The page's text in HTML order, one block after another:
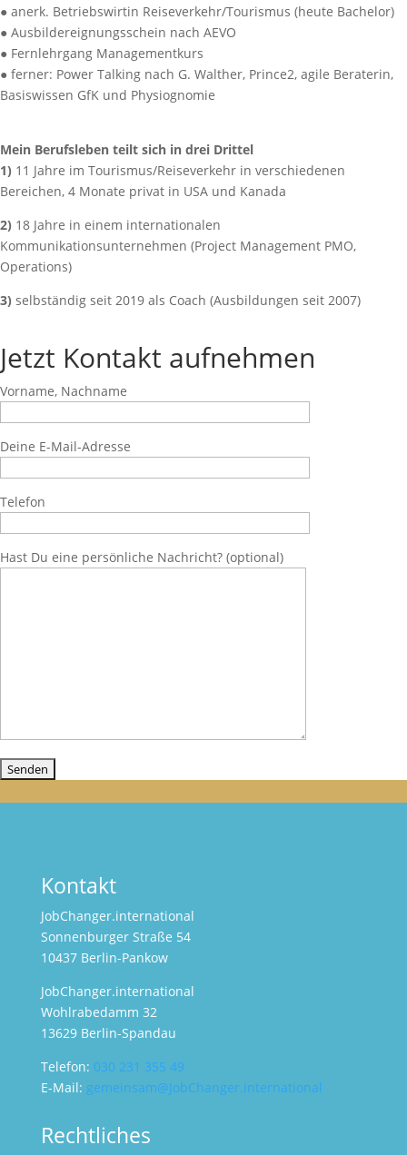
● anerk. Betriebswirtin Reiseverkehr/Tourismus (heute Bachelor)
● Ausbildereignungsschein nach AEVO
● Fernlehrgang Managementkurs
● ferner: Power Talking nach G. Walther, Prince2, agile Beraterin,
Basiswissen GfK und Physiognomie
Mein Berufsleben teilt sich in drei Drittel
1) 11 Jahre im Tourismus/Reiseverkehr in verschiedenen
Bereichen, 4 Monate privat in USA und Kanada
2) 18 Jahre in einem internationalen
Kommunikationsunternehmen (Project Management PMO,
Operations)
3) selbständig seit 2019 als Coach (Ausbildungen seit 2007)
Jetzt Kontakt aufnehmen
Vorname, Nachname
Deine E-Mail-Adresse
Telefon
Hast Du eine persönliche Nachricht? (optional)
Kontakt
JobChanger.international
Sonnenburger Straße 54
10437 Berlin-Pankow
JobChanger.international
Wohlrabedamm 32
13629 Berlin-Spandau
Telefon: 030 231 355 49
E-Mail: gemeinsam@JobChanger.international
Rechtliches